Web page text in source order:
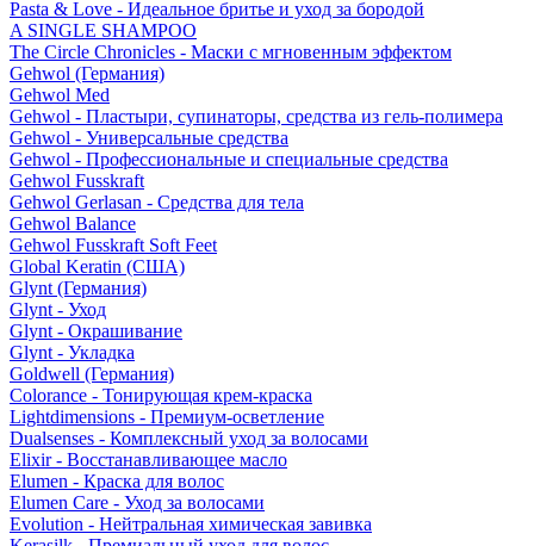
Pasta & Love - Идеальное бритье и уход за бородой
A SINGLE SHAMPOO
The Circle Chronicles - Маски с мгновенным эффектом
Gehwol (Германия)
Gehwol Med
Gehwol - Пластыри, супинаторы, средства из гель-полимера
Gehwol - Универсальные средства
Gehwol - Профессиональные и специальные средства
Gehwol Fusskraft
Gehwol Gerlasan - Средства для тела
Gehwol Balance
Gehwol Fusskraft Soft Feet
Global Keratin (США)
Glynt (Германия)
Glynt - Уход
Glynt - Окрашивание
Glynt - Укладка
Goldwell (Германия)
Colorance - Тонирующая крем-краска
Lightdimensions - Премиум-осветление
Dualsenses - Комплексный уход за волосами
Elixir - Восстанавливающее масло
Elumen - Краска для волос
Elumen Care - Уход за волосами
Evolution - Нейтральная химическая завивка